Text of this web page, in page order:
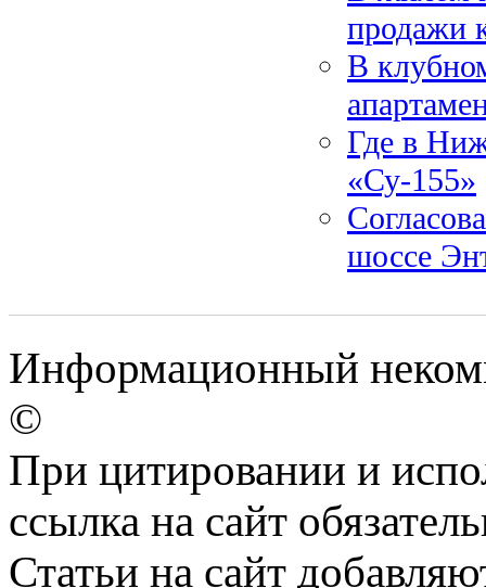
продажи
В
Где в
«Су-155»
шоссе
Информационный
©
При цитировании и
ссылка на сайт
Статьи на сайт